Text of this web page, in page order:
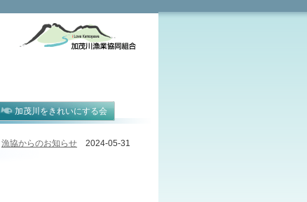
加茂川をきれいにする会
漁協からのお知らせ 2024-05-31